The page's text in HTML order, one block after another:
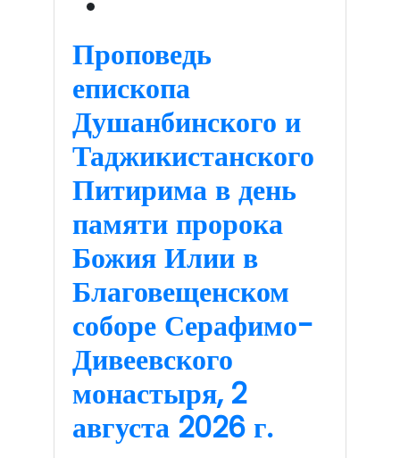
Проповедь
епископа
Душанбинского и
Таджикистанского
Питирима в день
памяти пророка
Божия Илии в
Благовещенском
соборе Серафимо-
Дивеевского
монастыря, 2
августа 2026 г.